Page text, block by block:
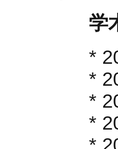
学
*
*
*
*